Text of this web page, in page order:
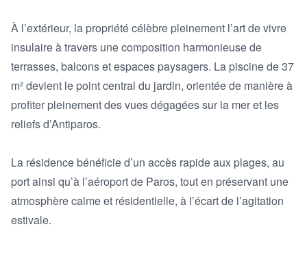
À l’extérieur, la propriété célèbre pleinement l’art de vivre
insulaire à travers une composition harmonieuse de
terrasses, balcons et espaces paysagers. La piscine de 37
m² devient le point central du jardin, orientée de manière à
profiter pleinement des vues dégagées sur la mer et les
reliefs d’Antiparos.
La résidence bénéficie d’un accès rapide aux plages, au
port ainsi qu’à l’aéroport de Paros, tout en préservant une
atmosphère calme et résidentielle, à l’écart de l’agitation
estivale.